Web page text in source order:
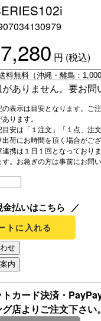
円 (税込)
ありません。要お問
の表示は目安となります。ご
あります。
目安は「１注文」「１点」注
出荷にお時間を頂く場合がござ
連携は１日１回となっており
す。お急ぎの方は事前にお問
金払いはこちら
トに入れる
トカード決済・
店よりご注文下さい。